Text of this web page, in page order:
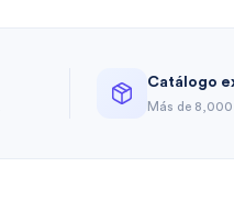
Catálogo
Más de